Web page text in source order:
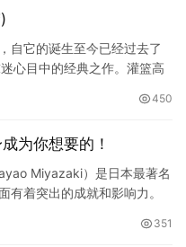
自它的诞生至今已经过去了
心目中的经典之作。灌篮高
450
为你想要的！
Miyazaki）是日本最著名
有着突出的成就和影响力。
351